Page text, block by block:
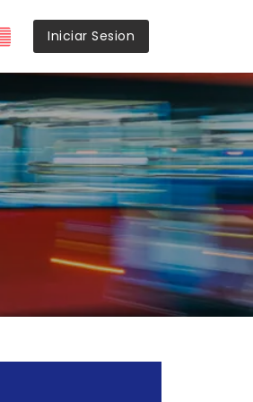
Iniciar Sesion